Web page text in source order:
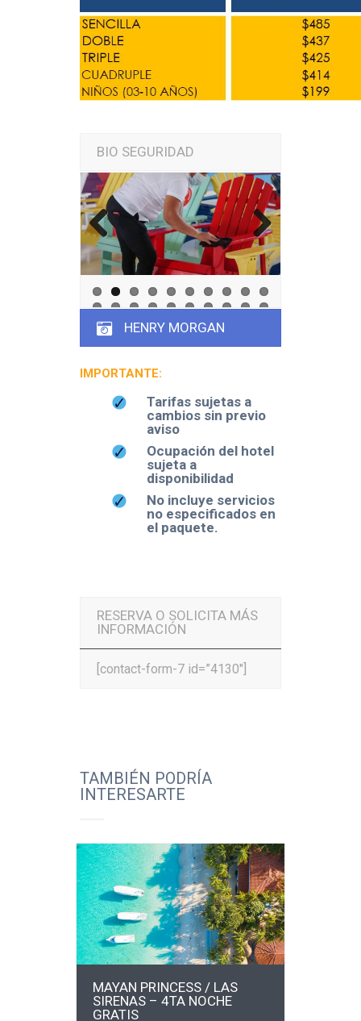
BIO SEGURIDAD
Previous Next
HENRY MORGAN
IMPORTANTE:
Tarifas sujetas a
cambios sin previo
aviso
Ocupación del hotel
sujeta a
disponibilidad
No incluye servicios
no especificados en
el paquete.
RESERVA O SOLICITA MÁS
INFORMACIÓN
[contact-form-7 id=”4130″]
TAMBIÉN PODRÍA
INTERESARTE
MÁS INFO
MAYAN PRINCESS / LAS
SIRENAS – 4TA NOCHE
GRATIS